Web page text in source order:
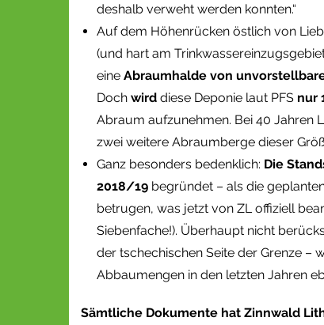
deshalb verweht werden konnten.“
Auf dem Höhenrücken östlich von
(und hart am
eine Abraumhalde von
Doch wird diese Deponie laut PFS nur
Abraum aufzunehmen. Bei 40 Jahren
zwei weitere Abraumberge dieser
Ganz besonders bedenklich: Die
2018/19 begründet – als die
betrugen, was jetzt von ZL offiziell
Siebenfache!). Überhaupt nicht
der tschechischen Seite der Grenze –
Abbaumengen in den letzten Jahren
Sämtliche Dokumente hat Zinnwald